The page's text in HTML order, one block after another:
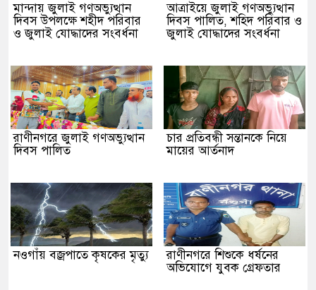
মান্দায় জুলাই গণঅভ্যুত্থান
দিবস উপলক্ষে শহীদ পরিবার
ও জুলাই যোদ্ধাদের সংবর্ধনা
আত্রাইয়ে জুলাই গণঅভ্যুত্থান
দিবস পালিত, শহিদ পরিবার ও
জুলাই যোদ্ধাদের সংবর্ধনা
রাণীনগরে জুলাই গণঅভ্যুত্থান
দিবস পালিত
চার প্রতিবন্ধী সন্তানকে নিয়ে
মায়ের আর্তনাদ
নওগাঁয় বজ্রপাতে কৃষকের মৃত্যু
রাণীনগরে শিশুকে ধর্ষনের
অভিযোগে যুবক গ্রেফতার